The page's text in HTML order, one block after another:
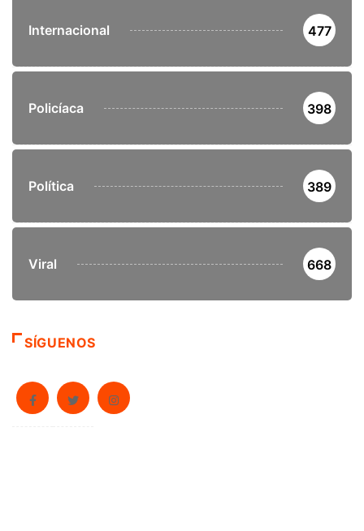
Internacional 477
Policíaca 398
Política 389
Viral 668
SÍGUENOS